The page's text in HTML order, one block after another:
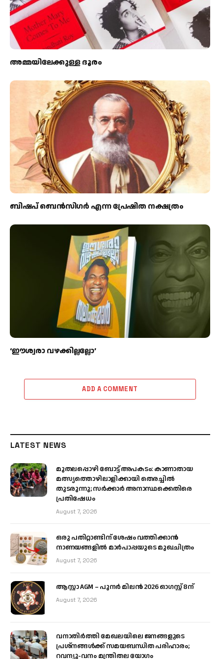
അമ്മയിലേക്കുള്ള ദൂരം
ബിഷപ് ബെന്‍സിഗര്‍ എന്ന പ്രേഷിത നക്ഷത്രം
‘ഈശ്വരാ വഴക്കില്ലല്ലോ’
ADD A COMMENT
LATEST NEWS
മുതലപ്പൊഴി ബോട്ട് അപകടം: കാണാതായ
മത്സ്യത്തൊഴിലാളിക്കായി തെരച്ചിൽ
തുടരുന്നു; സർക്കാർ അനാസ്ഥക്കെതിരെ
പ്രതിഷേധം
August 7, 2026
ഒരു പതിറ്റാണ്ടിന് ശേഷം വത്തിക്കാൻ
നാണയങ്ങളിൽ മാർപാപ്പയുടെ മുഖചിത്രം
August 7, 2026
ആസ്റ്റാ AGM – പുനർ മിലൻ 2026 ഓഗസ്റ്റ് 8ന്
August 7, 2026
വനാതിർത്തി മേഖലയിലെ ജനങ്ങളുടെ
പ്രശ്നങ്ങൾക്ക് സമയബന്ധിത പരിഹാരം;
റവന്യൂ-വനം മന്ത്രിതല യോഗം